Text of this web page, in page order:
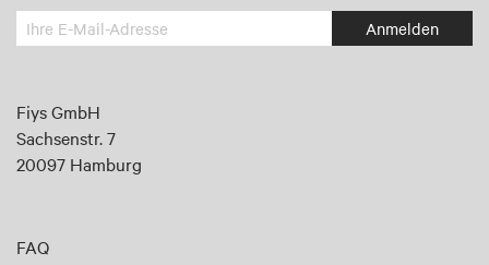
Melden
Sie
an
für
unseren
Newsletter:
Anmelden
Fiys GmbH
Sachsenstr. 7
20097 Hamburg
FAQ